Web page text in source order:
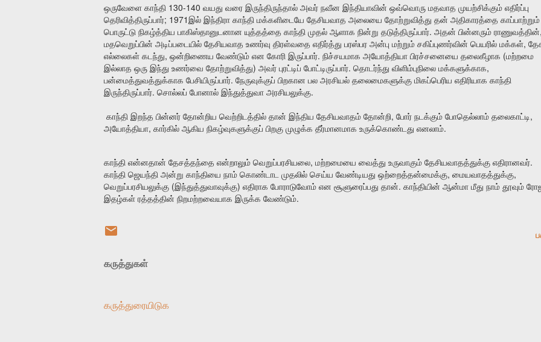
ஒருவேளை காந்தி 130-140 வயது வரை இருந்திருந்தால் அவர் நவீன இந்தியாவின் ஒவ்வொரு மதவாத முயற்சிக்கும் எதிர்ப்பு
தெரிவித்திருப்பார்; 1971 இல் இந்திரா காந்தி மக்களிடையே தேசியவாத அலையை தோற்றுவித்து தன் அதிகாரத்தை காப்பாற்றும்
பொருட்டு நிகழ்த்திய பாகிஸ்தானுடனான யுத்தத்தை காந்தி முதல் ஆளாக நின்று தடுத்திருப்பார். அதன் பின்னரும் ராணுவத்தின்,
மதவெறுப்பின் அடிப்படையில் தேசியவாத உணர்வு திரள்வதை எதிர்த்து பரஸ்பர அன்பு மற்றும் சகிப்புணர்வின் பெயரில் மக்கள்,
எல்லைகள் கடந்து, ஒன்றிணைய வேண்டும் என கோரி இருப்பார். நிச்சயமாக அயோத்தியா பிரச்சனையை தலைகீழாக (மற்றமை
இல்லாத ஒரு இந்து உணர்வை தோற்றுவித்து) அவர் புரட்டிப் போட்டிருப்பார். தொடர்ந்து விளிம்புநிலை மக்களுக்காக,
பன்மைத்துவத்துக்காக பேசியிருப்பார். நேருவுக்குப் பிறகான பல அரசியல் தலைமைகளுக்கு மிகப்பெரிய எதிரியாக காந்தி
இருந்திருப்பார். சொல்லப் போனால் இந்துத்துவா அரசியலுக்கு.
காந்தி இறந்த பின்னர் தோன்றிய வெற்றிடத்தில் தான் இந்திய தேசியவாதம் தோன்றி, போர் நடக்கும் போதெல்லாம் தலைகாட்டி ,
அயோத்தியா, கார்கில் ஆகிய நிகழ்வுகளுக்குப் பிறகு முழுக்க தீர்மானமாக உருக்கொண்டது எனலாம்.
காந்தி என்னதான் தேசத்தந்தை என்றாலும் வெறுப்பரசியலை, மற்றமையை வைத்து உருவாகும் தேசியவாதத்துக்கு எதிரானவர்.
காந்தி ஜெயந்தி அன்று காந்தியை நாம் கொண்டாட முதலில் செய்ய வேண்டியது ஒற்றைத்தன்மைக்கு, மையவாதத்துக்கு,
வெறுப்பரசியலுக்கு (இந்துத்துவாவுக்கு) எதிராக போராடுவோம் என சூளுரைப்பது தான். காந்தியின் ஆன்மா மீது நாம் தூவும்
இதழ்கள் ரத்தத்தின் நிறமற்றவையாக இருக்க வேண்டும்.
கருத்துகள்
கருத்துரையிடுக